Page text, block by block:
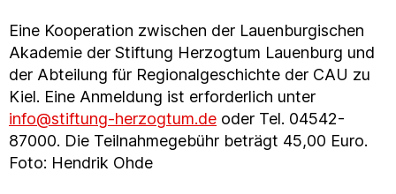
Eine Kooperation zwischen der Lauenburgischen
Akademie der Stiftung Herzogtum Lauenburg und
der Abteilung für Regionalgeschichte der CAU zu
Kiel. Eine Anmeldung ist erforderlich unter
info@stiftung-herzogtum.de oder Tel. 04542-
87000. Die Teilnahmegebühr beträgt 45,00 Euro.
Foto: Hendrik Ohde